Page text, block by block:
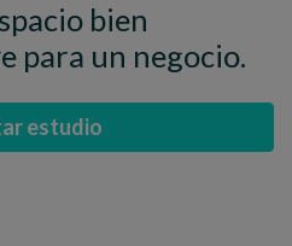
bien
para un negocio.
estudio